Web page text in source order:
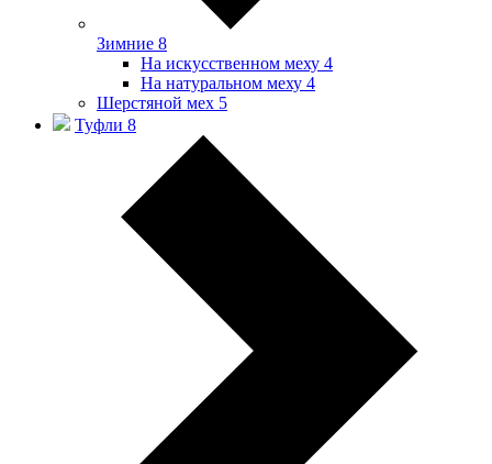
Зимние 8
На искусственном меху 4
На натуральном меху 4
Шерстяной мех 5
Туфли 8